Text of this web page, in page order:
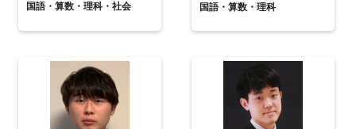
国語・算数・理科・社会 国語・算数・理科